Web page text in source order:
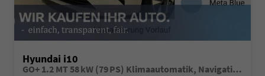
Hyundai i10
GO+ 1.2 MT 58 kW (79 PS) Klimaautomatik, Navigationssystem, Apple CarPlay & Android Auto, Sitzheizung, Lenkradheizung, Einparkhilfe hinten, Rückfahrkamera, Privacy Glass, 15" Leichtmetallfelgen, uvm.